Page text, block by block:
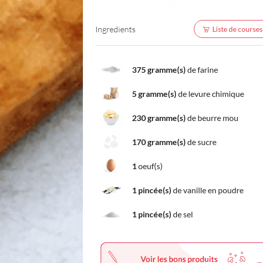
Ingredients Liste de courses
375 gramme(s) de farine
5 gramme(s) de levure chimique
230 gramme(s) de beurre mou
170 gramme(s) de sucre
1 oeuf(s)
1 pincée(s) de vanille en poudre
1 pincée(s) de sel